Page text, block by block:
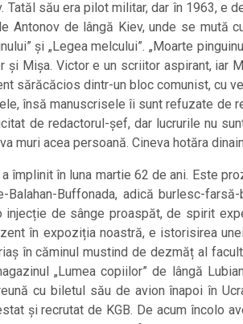
Tatăl său era pilot militar, dar în 1963, e
Antonov de lângă Kiev, unde se mută
și „Legea melcului”. „Moarte
și Mișa. Victor e un scriitor aspirant, iar
sărăcăcios dintr-un bloc comunist, cu
însă manuscrisele îi sunt refuzate de
de redactorul-șef, dar lucrurile nu
muri acea persoană. Cineva hotăra
a împlinit în luna martie 62 de ani. Este
Balahan-Buffonada, adică burlesc-
injecție de sânge proaspăt, de spirit
în expoziția noastră, e istorisirea
în căminul mustind de dezmăț al
„Lumea copiilor” de lângă
cu biletul său de avion înapoi în
și recrutat de KGB. De acum încolo